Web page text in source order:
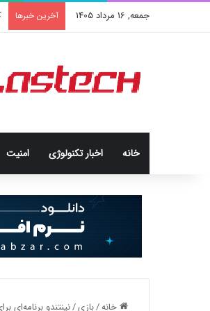
جمعه, 16 مرداد 1405 آخرین خبرها
خانه اخبار تکنولوژی امنيت
خانه/بازی/نینتندو برنامه‌ای